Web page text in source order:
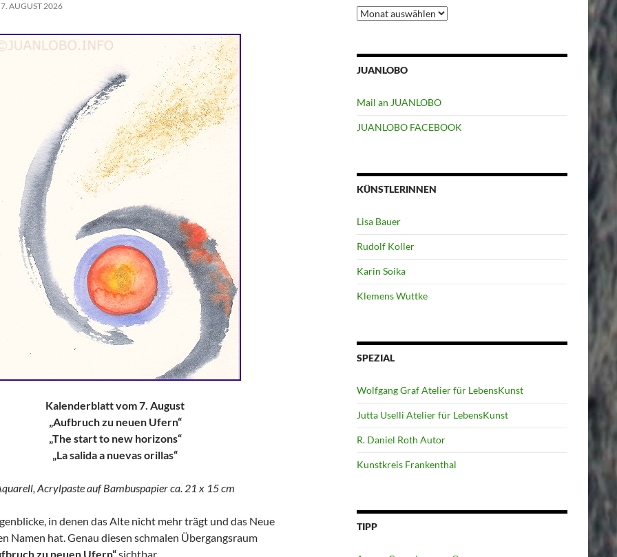
AUGUST 2026
Kalenderblatt vom 7. August
„Aufbruch zu neuen Ufern“
„The start to new horizons“
„La salida a nuevas orillas“
Acrylpaste auf Bambuspapier ca. 21 x 15 cm
in denen das Alte nicht mehr trägt und das Neue
Namen hat. Genau diesen schmalen Übergangsraum
zu neuen Ufern“sichtbar.
Archiv
JUANLOBO
Mail an JUANLOBO
JUANLOBO FACEBOOK
KÜNSTLERINNEN
Lisa Bauer
Rudolf Koller
Karin Soika
Klemens Wuttke
SPEZIAL
Wolfgang Graf Atelier für LebensKunst
Jutta Uselli Atelier für LebensKunst
R. Daniel Roth Autor
Kunstkreis Frankenthal
TIPP